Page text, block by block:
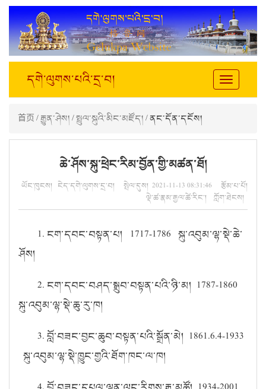
Toggle
navigation
དགེ་ལུགས་པའི་དྲ་བ།
首页/རྒྱུན་ཤེས།/སྤྲུལ་སྐུའི་མིང་མཛོད།/ ནང་དོན་དངོས།
ཆེ་ཤོས་སྐུ་ཕྲེང་རིམ་བྱོན་གྱི་མཚན་ཐོ།
ཡོང་ཁུངས། ངེད་དགེ་ལུགས་དྲ་བ། སྤེལ་དུས། 2021-11-13 08:31:46 རྩོམ་པ་པོ།
ལྡེ་ཚ་རྣམ་རྒྱལ་ཚེ་རིང་། ཀློག་ཐེངས།
1. ངག་དབང་བསྟན་པ། 1717-1786 སྐུ་འབུམ་ལྷ་སྡེ་ཆེ་
ཤོས།
2. ངག་དབང་བཤད་སྒྲུབ་བསྟན་པའི་ཉི་མ། 1787-1860
སྐུ་འབུམ་ལྷ་སྡེ་ཆུ་རུ་ཁ།
3. བློ་བཟང་བྱང་ཆུབ་བསྟན་པའི་སྒྲོན་མེ། 1861.6.4-1933
སྐུ་འབུམ་ལྷ་སྡེ་ཁྱུང་གྱའི་ཐོག་ཁང་ལ་ཁ།